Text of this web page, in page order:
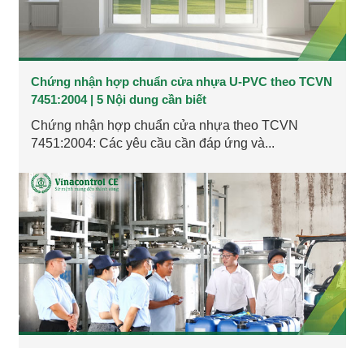
Chứng nhận hợp chuẩn cửa nhựa U-PVC theo TCVN
7451:2004 | 5 Nội dung cần biết
Chứng nhận hợp chuẩn cửa nhựa theo TCVN
7451:2004: Các yêu cầu cần đáp ứng và...